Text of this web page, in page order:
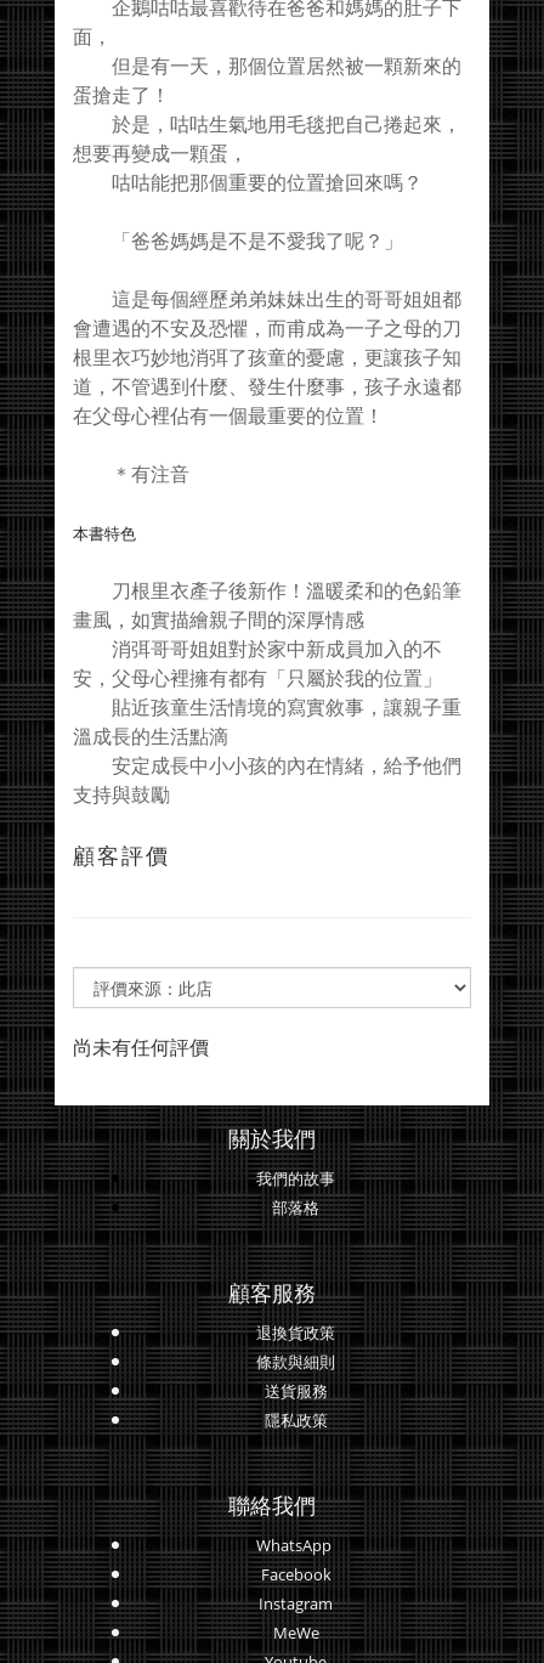
企鵝咕咕最喜歡待在爸爸和媽媽的肚子下
面，
但是有一天，那個位置居然被一顆新來的
蛋搶走了！
於是，咕咕生氣地用毛毯把自己捲起來，
想要再變成一顆蛋，
咕咕能把那個重要的位置搶回來嗎？
「爸爸媽媽是不是不愛我了呢？」
這是每個經歷弟弟妹妹出生的哥哥姐姐都
會遭遇的不安及恐懼，而甫成為一子之母的刀
根里衣巧妙地消弭了孩童的憂慮，更讓孩子知
道，不管遇到什麼、發生什麼事，孩子永遠都
在父母心裡佔有一個最重要的位置！
＊有注音
本書特色
刀根里衣產子後新作！溫暖柔和的色鉛筆
畫風，如實描繪親子間的深厚情感
消弭哥哥姐姐對於家中新成員加入的不
安，父母心裡擁有都有「只屬於我的位置」
貼近孩童生活情境的寫實敘事，讓親子重
溫成長的生活點滴
安定成長中小小孩的內在情緒，給予他們
支持與鼓勵
顧客評價
尚未有任何評價
關於我們
我們的故事
部落格
顧客服務
退換貨政策
條款與細則
送貨服務
隱私政策
聯絡我們
WhatsApp
Facebook
Instagram
MeWe